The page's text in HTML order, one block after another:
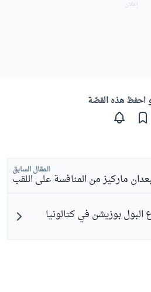
احفظ هذه القصّة
المقال السابق
ماركيز من المنافسة على اللقب
بوزيشن في كتالونيا